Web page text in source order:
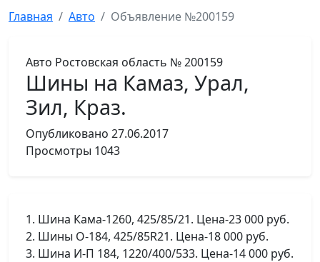
Главная Авто Объявление №200159
Авто Ростовская область № 200159
Шины на Камаз, Урал,
Зил, Краз.
Опубликовано 27.06.2017
Просмотры 1043
1. Шина Кама-1260, 425/85/21. Цена-23 000 руб.
2. Шины О-184, 425/85R21. Цена-18 000 руб.
3. Шина И-П 184, 1220/400/533. Цена-14 000 руб.